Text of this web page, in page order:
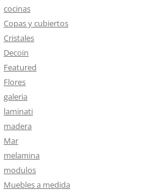
cocinas
Copas y cubiertos
Cristales
Decoin
Featured
Flores
galeria
laminati
madera
Mar
melamina
modulos
Muebles a medida